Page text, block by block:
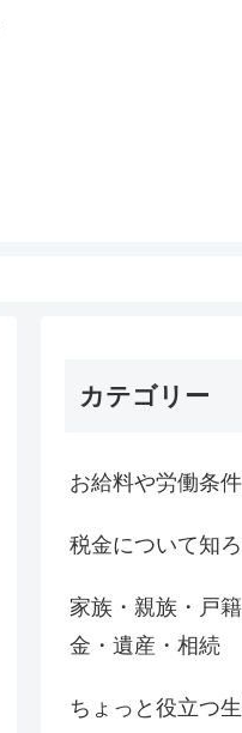
カテゴリー
お給料や労働条
税金について知ろ
家族・親族・戸
金・遺産・相続
ちょっと役立つ